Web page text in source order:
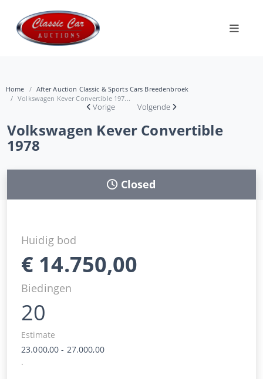
Home
After Auction Classic & Sports Cars Breedenbroek
Volkswagen Kever Convertible 197...
Vorige Volgende
Volkswagen Kever Convertible
1978
Closed
Huidig bod
€ 14.750,00
Biedingen
20
Estimate
23.000,00 - 27.000,00
.